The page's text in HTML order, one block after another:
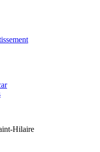
Hilaire